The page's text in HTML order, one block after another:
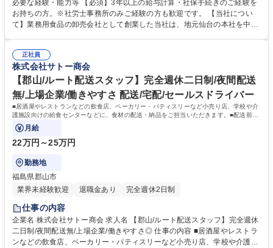
だきますが、将来的には、教育研修・人事制度・評価制度などをお任せし
たいと考えています。人事として幅広い経験を積みたい方におすすめのポ
る環境が整っています。 募集職種 【仙台/人事労務】東証スタンダード上
場/月残業20h/経営基盤安定◎/転勤無し
必要な経験・能力等 【必須】3年以上の給与計算・社保手続きのご経験を
お持ちの方。※社労士事務所のみご経験の方も歓迎です。 【当社につい
て】業務用食品の卸売会社として創業した当社は、地元仙台の本社を中心
目指し、商品開発とサービス体制強化メニュー提案の充実を図り、シェア
獲得に努めています。豊かな食生活をサポートし、更なる事業成長を掲げ
ています。 学歴・資格 学歴：大学院 大学 高専 短大 専修学校 高校 語学
力： 資格：
正社員
株式会社サトー商会
【郡山/ルート配送スタッフ】完全週休二日制/夜間配送
無/上場企業/働きやすさ 配送/宅配/セールスドライバー
■居酒屋やレストランなどの飲食店、ベーカリー・パティスリーなど小売り店、学校や介
護施設向けの給食センターなどに、食材の配送・納品をご担当いただきます。■配送前は
積荷の点検、納品時は伝票照合（納品）を
月給
22万円～25万円
勤務地
福島県郡山市
業界未経験歓迎
退職金あり 完全週休2日制
仕事の内容
企業名 株式会社サトー商会 求人名 【郡山/ルート配送スタッフ】完全週休
二日制/夜間配送無/上場企業/働きやすさ◎ 仕事の内容 ■居酒屋やレストラ
ンなどの飲食店、ベーカリー・パティスリーなど小売り店、学校や介護施